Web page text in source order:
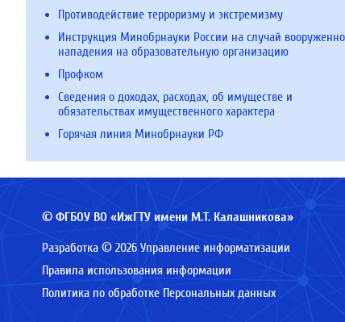
Противодействие терроризму и экстремизму
Инструкция Минобрнауки России на случай
нападения на образовательную организацию
Профком
Сведения о доходах, расходах, об имуществе и
обязательствах имущественного характера
Горячая линия Минобрнауки РФ
© ФГБОУ ВО «ИжГТУ имени М.Т. Калашникова»
Разработка © 2026 Управление информатизации
Правила использования информации
Политика по обработке Персональных данных